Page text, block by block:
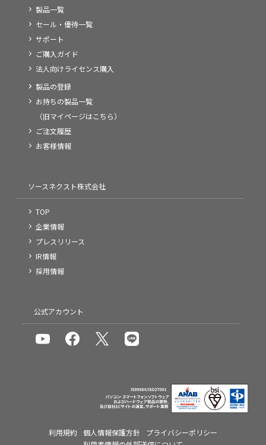
製品一覧
セール・優待一覧
サポート
ご購入ガイド
法人向けライセンス購入
製品の登録
お持ちの製品一覧
（旧マイページはこちら）
ご注文履歴
お客様情報
ソースネクスト株式会社
TOP
企業情報
プレスリリース
IR情報
採用情報
公式アカウント
利用規約 個人情報保護方針
プライバシーポリシー